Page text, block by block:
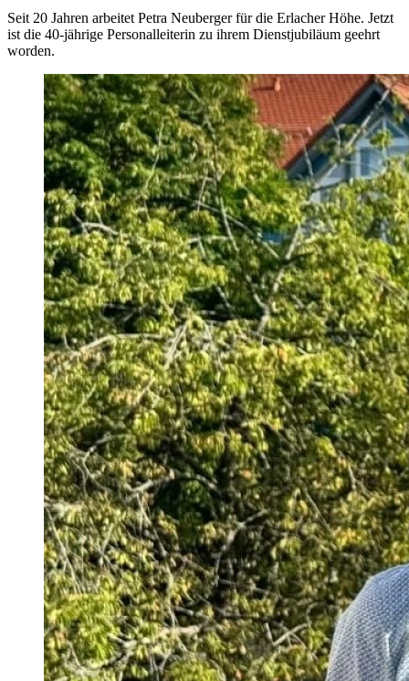
Seit 20 Jahren arbeitet Petra Neuberger für die Erlacher Höhe. Jetzt
ist die 40-jährige Personalleiterin zu ihrem Dienstjubiläum geehrt
worden.